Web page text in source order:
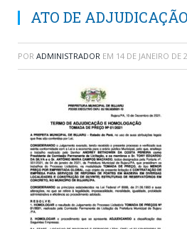
ATO DE ADJUDICAÇÃO
POR ADMINISTRADOR EM 14 DE JANEIRO DE